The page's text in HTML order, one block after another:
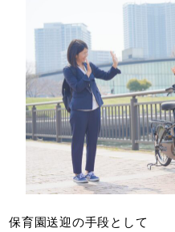
保育園送迎の手段として